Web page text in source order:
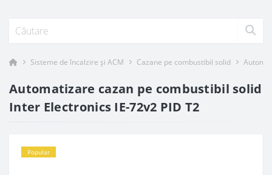
Sisteme de încalzire și ACM Cazane pe combustibil solid
Automatizare cazan pe combustibil solid
Inter Electronics IE-72v2 PID T2
Popular